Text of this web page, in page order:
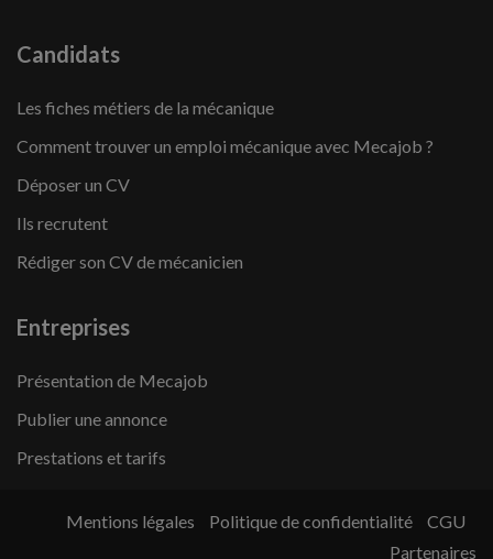
Candidats
Les fiches métiers de la mécanique
Comment trouver un emploi mécanique avec Mecajob ?
Déposer un CV
Ils recrutent
Rédiger son CV de mécanicien
Entreprises
Présentation de Mecajob
Publier une annonce
Prestations et tarifs
Mentions légales Politique de confidentialité
CGU
Partenaires